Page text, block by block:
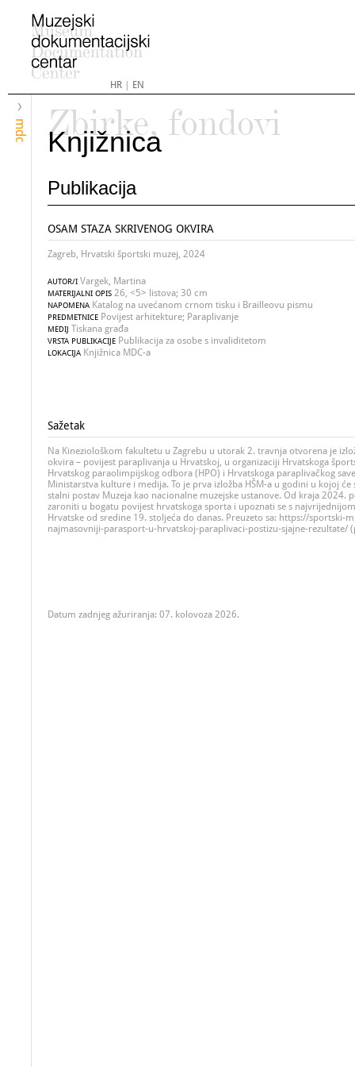
HR| EN
mdc
Zbirke, fondovi
Knjižnica
Publikacija
OSAM STAZA SKRIVENOG OKVIRA
Zagreb, Hrvatski športski muzej, 2024
AUTOR/I Vargek, Martina
MATERIJALNI OPIS 26, <5> listova; 30 cm
NAPOMENA Katalog na uvećanom crnom tisku i Brailleovu pismu
PREDMETNICE Povijest arhitekture; Paraplivanje
MEDIJ Tiskana građa
VRSTA PUBLIKACIJE Publikacija za osobe s invaliditetom
LOKACIJA Knjižnica MDC-a
Sažetak
Na Kineziološkom fakultetu u Zagrebu u utorak 2. travnja otvorena je
okvira – povijest paraplivanja u Hrvatskoj, u organizaciji Hrvatskoga
Hrvatskog paraolimpijskog odbora (HPO) i Hrvatskoga paraplivačkog
Ministarstva kulture i medija. To je prva izložba HŠM-a u godini u kojoj
stalni postav Muzeja kao nacionalne muzejske ustanove. Od kraja 2024.
zaroniti u bogatu povijest hrvatskoga sporta i upoznati se s
Hrvatske od sredine 19. stoljeća do danas. Preuzeto sa: https://sportski-
najmasovniji-parasport-u-hrvatskoj-paraplivaci-postizu-sjajne-rezultate/
Datum zadnjeg ažuriranja: 07. kolovoza 2026.